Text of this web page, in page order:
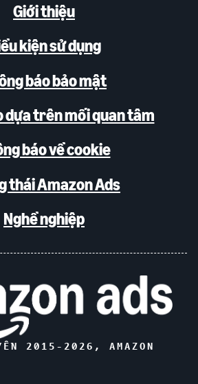
Giới thiệu
kiện sử dụng
báo bảo mật
dựa trên mối quan tâm
báo về cookie
thái Amazon Ads
Nghề nghiệp
2015- 2026 , AMAZON